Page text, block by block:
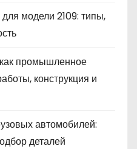
модели 2109: типы,
промышленное
конструкция и
автомобилей:
деталей